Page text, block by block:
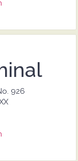
926